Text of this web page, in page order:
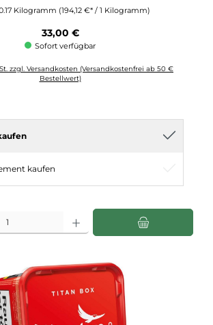
Kilogramm (194,12 €* / 1 Kilogramm)
Regulärer Preis:
33,00 €
Sofort verfügbar
zzgl. Versandkosten (Versandkostenfrei ab 50 €
Bestellwert)
kaufen
gewünschten Wert ein oder benutze die Schaltflächen